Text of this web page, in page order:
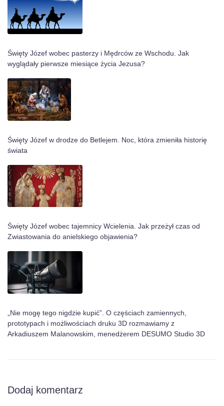
Święty Józef wobec pasterzy i Mędrców ze Wschodu. Jak
wyglądały pierwsze miesiące życia Jezusa?
Święty Józef w drodze do Betlejem. Noc, która zmieniła historię
świata
Święty Józef wobec tajemnicy Wcielenia. Jak przeżył czas od
Zwiastowania do anielskiego objawienia?
„Nie mogę tego nigdzie kupić”. O częściach zamiennych,
prototypach i możliwościach druku 3D rozmawiamy z
Arkadiuszem Malanowskim, menedżerem DESUMO Studio 3D
Dodaj komentarz